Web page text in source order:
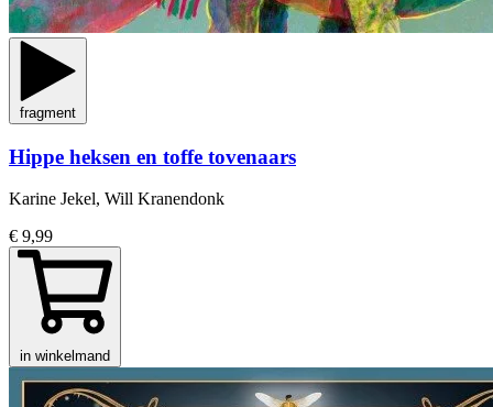
fragment
Hippe heksen en toffe tovenaars
Karine Jekel, Will Kranendonk
€ 9,99
in winkelmand